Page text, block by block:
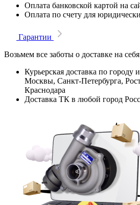
Оплата банковской картой на
Оплата по счету для
Гарантии
Возьмем все заботы о доставке на себя
Курьерская доставка по городу
Москвы, Санкт-Петербурга,
Краснодара
Доставка ТК в любой город